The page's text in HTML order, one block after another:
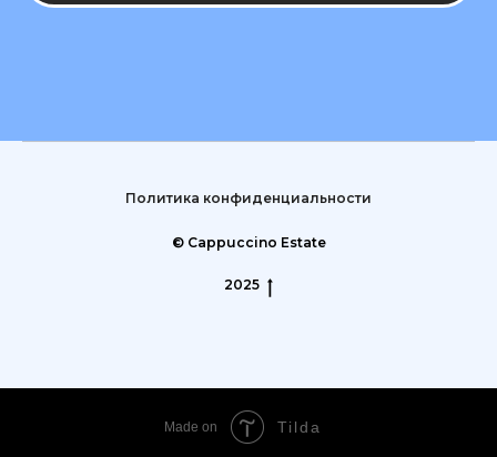
Политика конфиденциальности
© Cappuccino Estate
2025
Made on Tilda